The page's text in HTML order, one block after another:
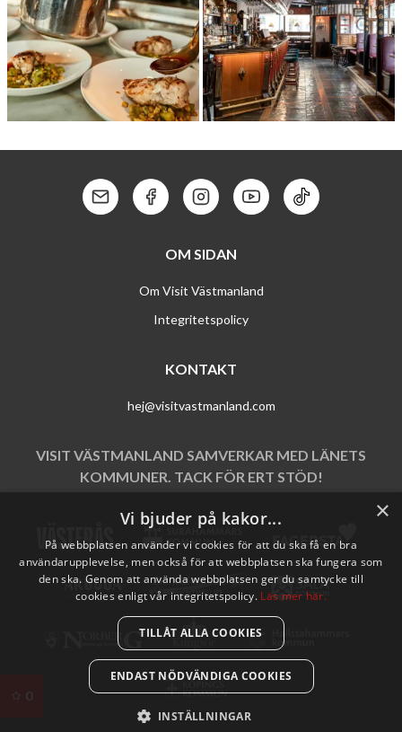
0
Kontakt: MailKontakt: Facebook
Kontakt: Instagram
Kontakt: Youtube
Kontakt: Tik
OM SIDAN
Om Visit Västmanland
Integritetspolicy
KONTAKT
hej@visitvastmanland.com
VISIT VÄSTMANLAND SAMVERKAR MED LÄNETS
KOMMUNER. TACK FÖR ERT STÖD!
×
Vi bjuder på kakor...
På webbplatsen använder vi cookies för att du ska få en bra
användarupplevelse, men också för att webbplatsen ska fungera som
den ska. Genom att använda webbplatsen ger du samtycke till
cookies enligt vår integritetspolicy. Läs mer här.
TILLÅT ALLA COOKIES
ENDAST NÖDVÄNDIGA COOKIES
INSTÄLLNINGAR